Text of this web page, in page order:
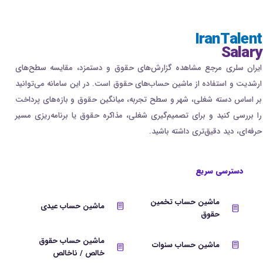
IranTalent
Salary
ایران سلری مرجع مشاهده گزارش‌های حقوق و دستمزد، مقایسه سطح‌های
ارشدیت و استفاده از ماشین حساب‌های حقوق است. در این سامانه می‌توانید
بر اساس دسته شغلی، شهر و سطح تجربه، میانگین حقوق و بازه‌های پرداخت
را بررسی کنید و برای تصمیم‌گیری شغلی، مذاکره حقوق یا برنامه‌ریزی مسیر
حرفه‌ای، دید دقیق‌تری داشته باشید.
دسترسی سریع
ماشین حساب تخمین
حقوق
ماشین حساب عیدی
ماشین حساب سنوات
ماشین حساب حقوق
خالص / ناخالص